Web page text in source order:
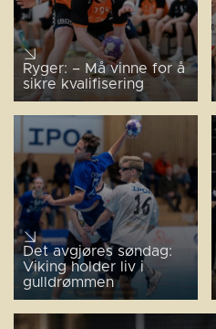
Ryger: – Må vinne for å
sikre kvalifisering
Det avgjøres søndag:
Viking holder liv i
gulldrømmen